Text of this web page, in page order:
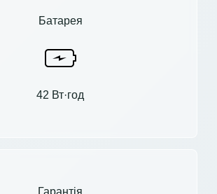
Батарея
42 Вт·год
Гарантія